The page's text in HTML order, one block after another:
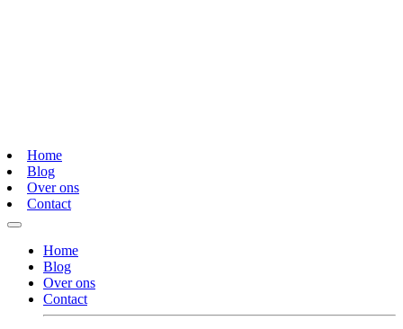
Home
Blog
Over ons
Contact
Home
Blog
Over ons
Contact